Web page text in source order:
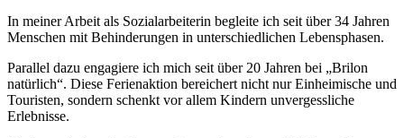
In meiner Arbeit als Sozialarbeiterin begleite ich seit über 34 Jahren
Menschen mit Behinderungen in unterschiedlichen Lebensphasen.
Parallel dazu engagiere ich mich seit über 20 Jahren bei „Brilon
natürlich“. Diese Ferienaktion bereichert nicht nur Einheimische und
Touristen, sondern schenkt vor allem Kindern unvergessliche
Erlebnisse.